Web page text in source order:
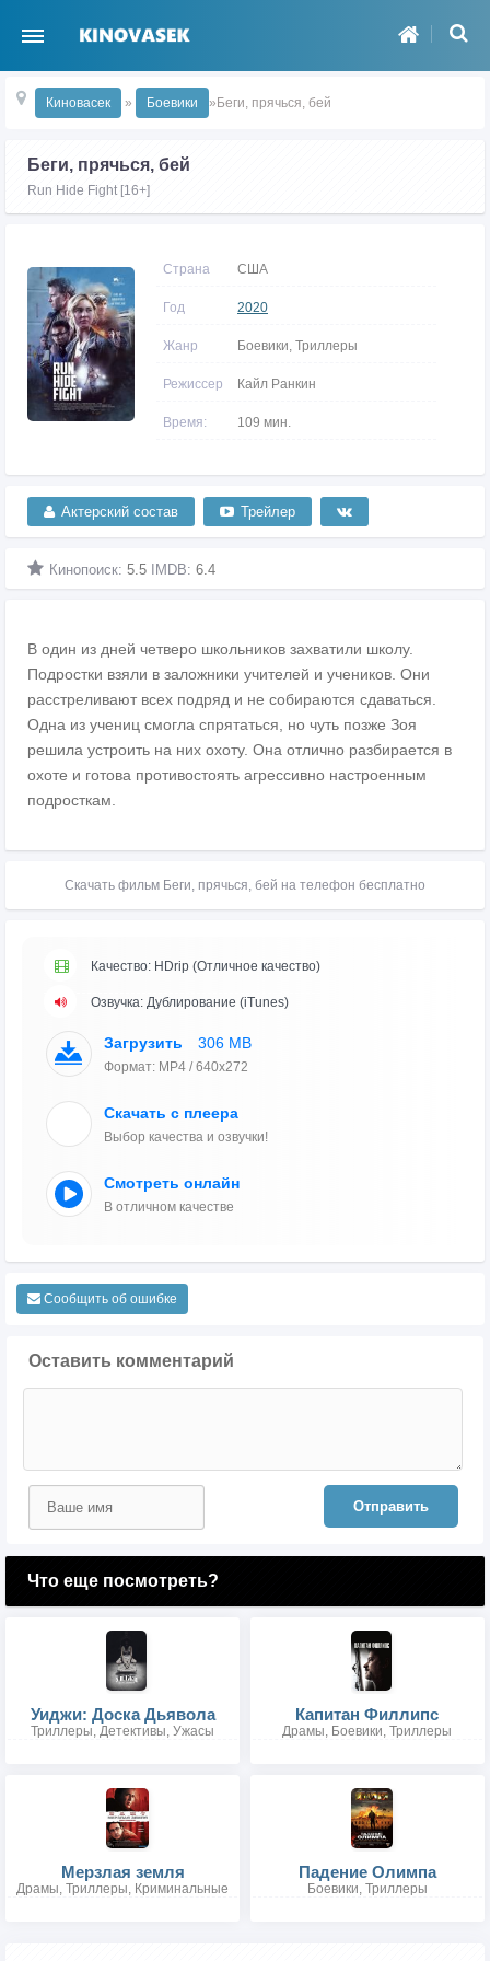
Киновасек » Боевики »Беги, прячься, бей
Беги, прячься, бей
Run Hide Fight [16+]
Страна США
Год 2020
Жанр Боевики, Триллеры
Режиссер Кайл Ранкин
Время: 109 мин.
Актерский состав Трейлер
Кинопоиск: 5.5 IMDB: 6.4
В один из дней четверо школьников захватили школу.
Подростки взяли в заложники учителей и учеников. Они
расстреливают всех подряд и не собираются сдаваться.
Одна из учениц смогла спрятаться, но чуть позже Зоя
решила устроить на них охоту. Она отлично разбирается в
охоте и готова противостоять агрессивно настроенным
подросткам.
Скачать фильм Беги, прячься, бей на телефон бесплатно
Качество: HDrip (Отличное качество)
Озвучка: Дублирование (iTunes)
Загрузить 306 MB
Формат: MP4 / 640x272
Скачать с плеера
Выбор качества и озвучки!
Смотреть онлайн
В отличном качестве
Сообщить об ошибке
Оставить комментарий
Отправить
Что еще посмотреть?
Уиджи: Доска Дьявола
Триллеры, Детективы, Ужасы
Капитан Филлипс
Драмы, Боевики, Триллеры
Мерзлая земля
Драмы, Триллеры, Криминальные
Падение Олимпа
Боевики, Триллеры